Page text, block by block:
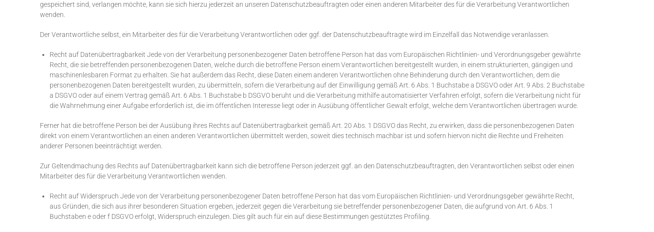
gespeichert sind, verlangen möchte, kann sie sich hierzu jederzeit an unseren Datenschutzbeauftragten oder einen anderen Mitarbeiter des für die Verarbeitung Verantwortlichen
wenden.
Der Verantwortliche selbst, ein Mitarbeiter des für die Verarbeitung Verantwortlichen oder ggf. der Datenschutzbeauftragte wird im Einzelfall das Notwendige veranlassen.
Recht auf Datenübertragbarkeit Jede von der Verarbeitung personenbezogener Daten betroffene Person hat das vom Europäischen Richtlinien- und Verordnungsgeber gewährte
Recht, die sie betreffenden personenbezogenen Daten, welche durch die betroffene Person einem Verantwortlichen bereitgestellt wurden, in einem strukturierten, gängigen und
maschinenlesbaren Format zu erhalten. Sie hat außerdem das Recht, diese Daten einem anderen Verantwortlichen ohne Behinderung durch den Verantwortlichen, dem die
personenbezogenen Daten bereitgestellt wurden, zu übermitteln, sofern die Verarbeitung auf der Einwilligung gemäß Art. 6 Abs. 1 Buchstabe a DSGVO oder Art. 9 Abs. 2 Buchstabe
a DSGVO oder auf einem Vertrag gemäß Art. 6 Abs. 1 Buchstabe b DSGVO beruht und die Verarbeitung mithilfe automatisierter Verfahren erfolgt, sofern die Verarbeitung nicht für
die Wahrnehmung einer Aufgabe erforderlich ist, die im öffentlichen Interesse liegt oder in Ausübung öffentlicher Gewalt erfolgt, welche dem Verantwortlichen übertragen wurde.
Ferner hat die betroffene Person bei der Ausübung ihres Rechts auf Datenübertragbarkeit gemäß Art. 20 Abs. 1 DSGVO das Recht, zu erwirken, dass die personenbezogenen Daten
direkt von einem Verantwortlichen an einen anderen Verantwortlichen übermittelt werden, soweit dies technisch machbar ist und sofern hiervon nicht die Rechte und Freiheiten
anderer Personen beeinträchtigt werden.
Zur Geltendmachung des Rechts auf Datenübertragbarkeit kann sich die betroffene Person jederzeit ggf. an den Datenschutzbeauftragten, den Verantwortlichen selbst oder einen
Mitarbeiter des für die Verarbeitung Verantwortlichen wenden.
Recht auf Widerspruch Jede von der Verarbeitung personenbezogener Daten betroffene Person hat das vom Europäischen Richtlinien- und Verordnungsgeber gewährte Recht,
aus Gründen, die sich aus ihrer besonderen Situation ergeben, jederzeit gegen die Verarbeitung sie betreffender personenbezogener Daten, die aufgrund von Art. 6 Abs. 1
Buchstaben e oder f DSGVO erfolgt, Widerspruch einzulegen. Dies gilt auch für ein auf diese Bestimmungen gestütztes Profiling.